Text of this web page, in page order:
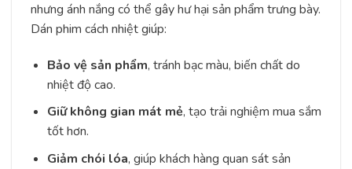
nhưng ánh nắng có thể gây hư hại sản phẩm trưng bày.
Dán phim cách nhiệt giúp:
Bảo vệ sản phẩm, tránh bạc màu, biến chất do
nhiệt độ cao.
Giữ không gian mát mẻ, tạo trải nghiệm mua sắm
tốt hơn.
Giảm chói lóa, giúp khách hàng quan sát sản